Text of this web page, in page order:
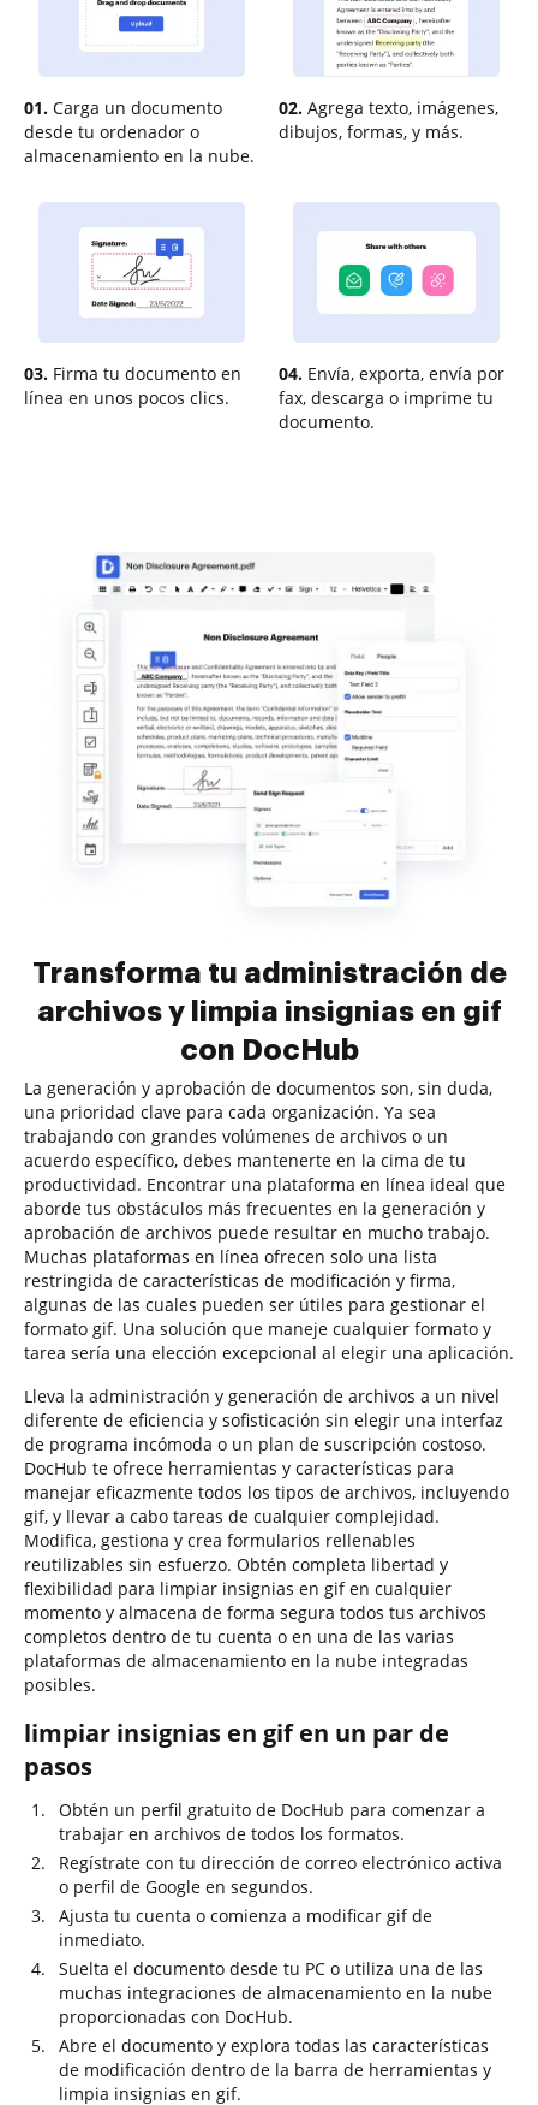
01. Carga un documento
desde tu ordenador o
almacenamiento en la nube.
02. Agrega texto, imágenes,
dibujos, formas, y más.
03. Firma tu documento en
línea en unos pocos clics.
04. Envía, exporta, envía por
fax, descarga o imprime tu
documento.
Transforma tu administración de
archivos y limpia insignias en gif
con DocHub
La generación y aprobación de documentos son, sin duda,
una prioridad clave para cada organización. Ya sea
trabajando con grandes volúmenes de archivos o un
acuerdo específico, debes mantenerte en la cima de tu
productividad. Encontrar una plataforma en línea ideal que
aborde tus obstáculos más frecuentes en la generación y
aprobación de archivos puede resultar en mucho trabajo.
Muchas plataformas en línea ofrecen solo una lista
restringida de características de modificación y firma,
algunas de las cuales pueden ser útiles para gestionar el
formato gif. Una solución que maneje cualquier formato y
tarea sería una elección excepcional al elegir una aplicación.
Lleva la administración y generación de archivos a un nivel
diferente de eficiencia y sofisticación sin elegir una interfaz
de programa incómoda o un plan de suscripción costoso.
DocHub te ofrece herramientas y características para
manejar eficazmente todos los tipos de archivos, incluyendo
gif, y llevar a cabo tareas de cualquier complejidad.
Modifica, gestiona y crea formularios rellenables
reutilizables sin esfuerzo. Obtén completa libertad y
flexibilidad para limpiar insignias en gif en cualquier
momento y almacena de forma segura todos tus archivos
completos dentro de tu cuenta o en una de las varias
plataformas de almacenamiento en la nube integradas
posibles.
limpiar insignias en gif en un par de
pasos
Obtén un perfil gratuito de DocHub para comenzar a
trabajar en archivos de todos los formatos.
Regístrate con tu dirección de correo electrónico activa
o perfil de Google en segundos.
Ajusta tu cuenta o comienza a modificar gif de
inmediato.
Suelta el documento desde tu PC o utiliza una de las
muchas integraciones de almacenamiento en la nube
proporcionadas con DocHub.
Abre el documento y explora todas las características
de modificación dentro de la barra de herramientas y
limpia insignias en gif.